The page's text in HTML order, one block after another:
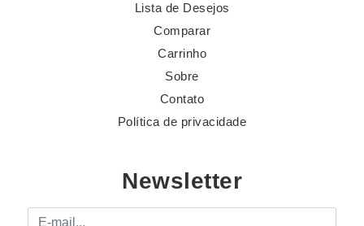
Lista de Desejos
Comparar
Carrinho
Sobre
Contato
Política de privacidade
Newsletter
E-mail